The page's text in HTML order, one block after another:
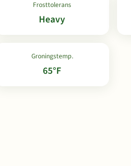
Frosttolerans
Heavy
Groningstemp.
65°F